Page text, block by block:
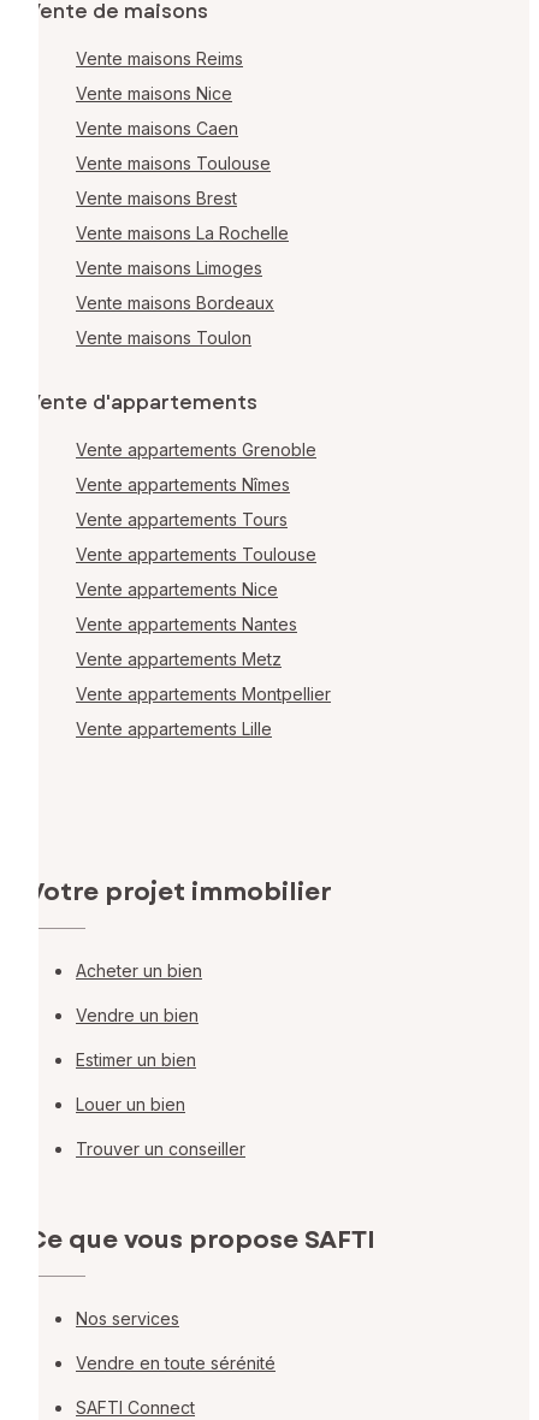
Vente de maisons
Vente maisons Reims
Vente maisons Nice
Vente maisons Caen
Vente maisons Toulouse
Vente maisons Brest
Vente maisons La Rochelle
Vente maisons Limoges
Vente maisons Bordeaux
Vente maisons Toulon
Vente d'appartements
Vente appartements Grenoble
Vente appartements Nîmes
Vente appartements Tours
Vente appartements Toulouse
Vente appartements Nice
Vente appartements Nantes
Vente appartements Metz
Vente appartements Montpellier
Vente appartements Lille
Votre projet immobilier
Acheter un bien
Vendre un bien
Estimer un bien
Louer un bien
Trouver un conseiller
Ce que vous propose SAFTI
Nos services
Vendre en toute sérénité
SAFTI Connect